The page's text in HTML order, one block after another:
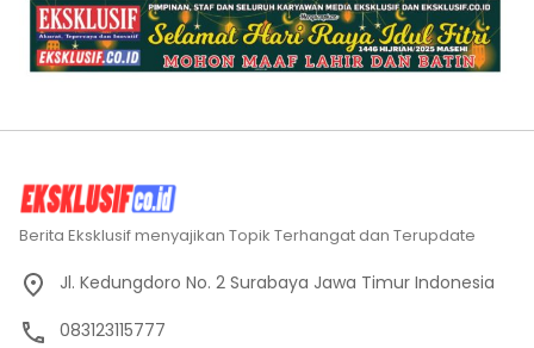
Berita Eksklusif menyajikan Topik Terhangat dan Terupdate
Jl. Kedungdoro No. 2 Surabaya Jawa Timur Indonesia
083123115777